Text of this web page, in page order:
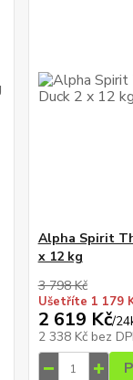
Alpha Spirit
x 12 kg
3 798 Kč
Ušetříte 1 179
2 619 Kč/
2 338 Kč bez